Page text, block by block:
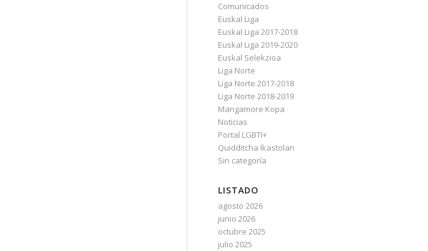
Comunicados
Euskal Liga
Euskal Liga 2017-2018
Euskal Liga 2019-2020
Euskal Selekzioa
Liga Norte
Liga Norte 2017-2018
Liga Norte 2018-2019
Mangamore Kopa
Noticias
Portal LGBTI+
Quidditcha Ikastolan
Sin categoría
LISTADO
agosto 2026
junio 2026
octubre 2025
julio 2025